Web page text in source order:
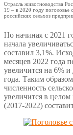
Отрасль животноводства
19 – в 2020 году поголовье
российских сельхоз
Но начиная с 2021
начала
составил 3,1%.
месяцев 2022 года
увеличится на 6%
года. Таким
численность
увеличится в
(2017-2022)